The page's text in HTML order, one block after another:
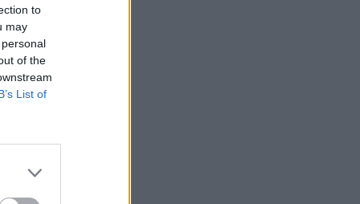
to
may
of the
List of